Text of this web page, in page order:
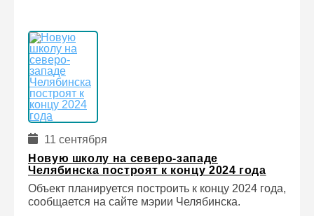
11 сентября
Новую школу на северо-западе
Челябинска построят к концу 2024 года
Объект планируется построить к концу 2024 года,
сообщается на сайте мэрии Челябинска.